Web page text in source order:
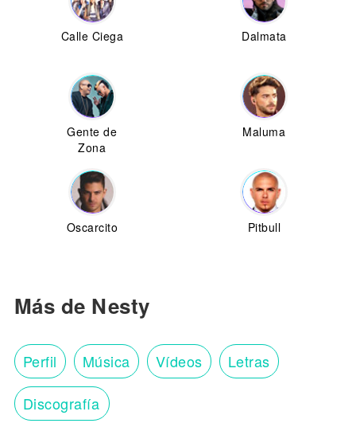
Calle Ciega Dalmata
Gente de
Zona
Maluma
Oscarcito Pitbull
Más de Nesty
Perfil Música Vídeos Letras
Discografía